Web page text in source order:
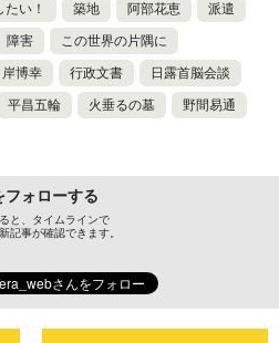
い！ 築地 阿部花恵 派遣
障害 この世界の片隅に
岸博幸 行政文書 日露首脳会談
平昌五輪 火垂るの墓 野間易通
フォローする
と、タイムラインで
記事が確認できます。